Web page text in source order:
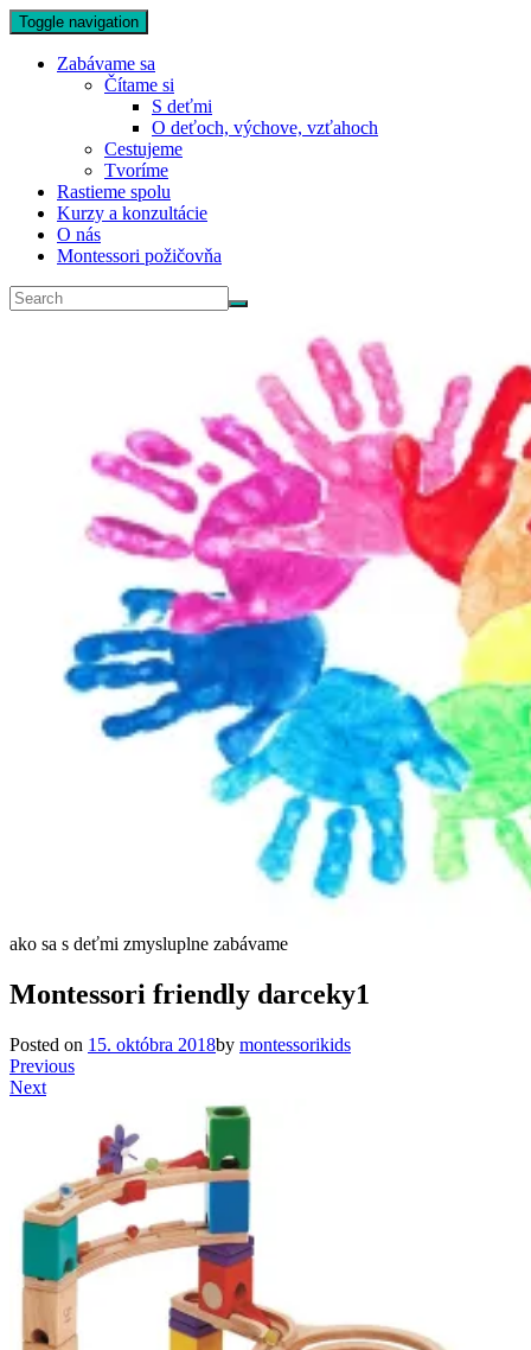
Toggle navigation
Zabávame sa
Čítame si
S deťmi
O deťoch, výchove, vzťahoch
Cestujeme
Tvoríme
Rastieme spolu
Kurzy a konzultácie
O nás
Montessori požičovňa
ako sa s deťmi zmysluplne zabávame
Montessori friendly darceky1
Posted on 15. októbra 2018by montessorikids
Previous
Next